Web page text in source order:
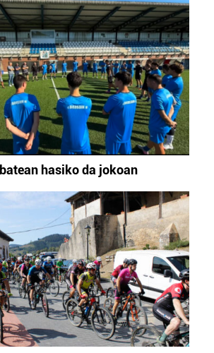
hasiko da jokoan